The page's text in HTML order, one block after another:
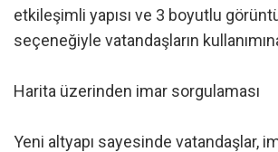
etkileşimli yapısı ve 3 boyutlu
seçeneğiyle vatandaşların
Harita üzerinden imar sorgulaması
Yeni altyapı sayesinde vatandaşlar,